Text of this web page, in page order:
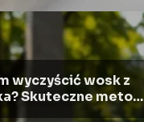
wyczyścić wosk z
Skuteczne metody
usuwania plam